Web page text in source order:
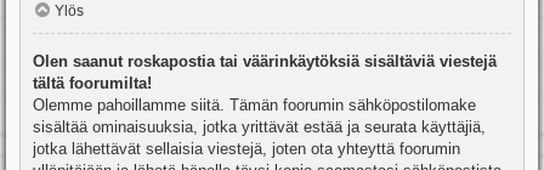
Ylös
Olen saanut roskapostia tai väärinkäytöksiä sisältäviä viestejä
tältä foorumilta!
Olemme pahoillamme siitä. Tämän foorumin sähköpostilomake
sisältää ominaisuuksia, jotka yrittävät estää ja seurata käyttäjiä,
jotka lähettävät sellaisia viestejä, joten ota yhteyttä foorumin